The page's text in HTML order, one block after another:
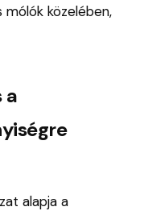
mólók közelében,
a
alapja a